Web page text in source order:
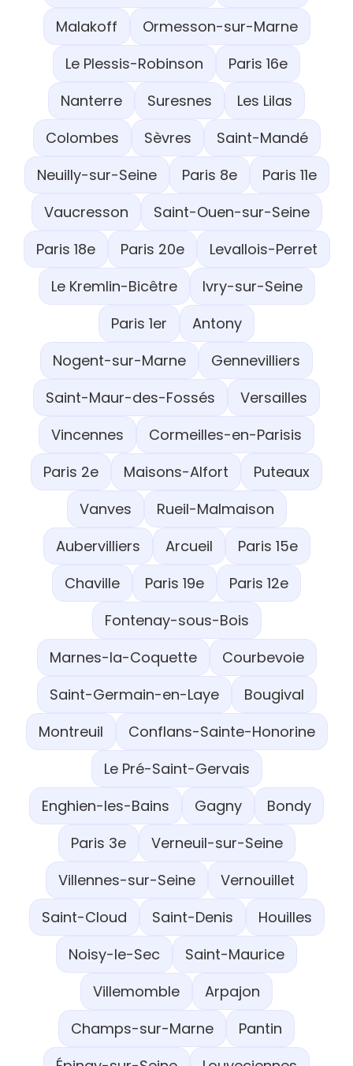
Malakoff
Ormesson-sur-Marne
Le Plessis-Robinson
Paris 16e
Nanterre
Suresnes
Les Lilas
Colombes
Sèvres
Saint-Mandé
Neuilly-sur-Seine
Paris 8e
Paris 11e
Vaucresson
Saint-Ouen-sur-Seine
Paris 18e
Paris 20e
Levallois-Perret
Le Kremlin-Bicêtre
Ivry-sur-Seine
Paris 1er
Antony
Nogent-sur-Marne
Gennevilliers
Saint-Maur-des-Fossés
Versailles
Vincennes
Cormeilles-en-Parisis
Paris 2e
Maisons-Alfort
Puteaux
Vanves
Rueil-Malmaison
Aubervilliers
Arcueil
Paris 15e
Chaville
Paris 19e
Paris 12e
Fontenay-sous-Bois
Marnes-la-Coquette
Courbevoie
Saint-Germain-en-Laye
Bougival
Montreuil
Conflans-Sainte-Honorine
Le Pré-Saint-Gervais
Enghien-les-Bains
Gagny
Bondy
Paris 3e
Verneuil-sur-Seine
Villennes-sur-Seine
Vernouillet
Saint-Cloud
Saint-Denis
Houilles
Noisy-le-Sec
Saint-Maurice
Villemomble
Arpajon
Champs-sur-Marne
Pantin